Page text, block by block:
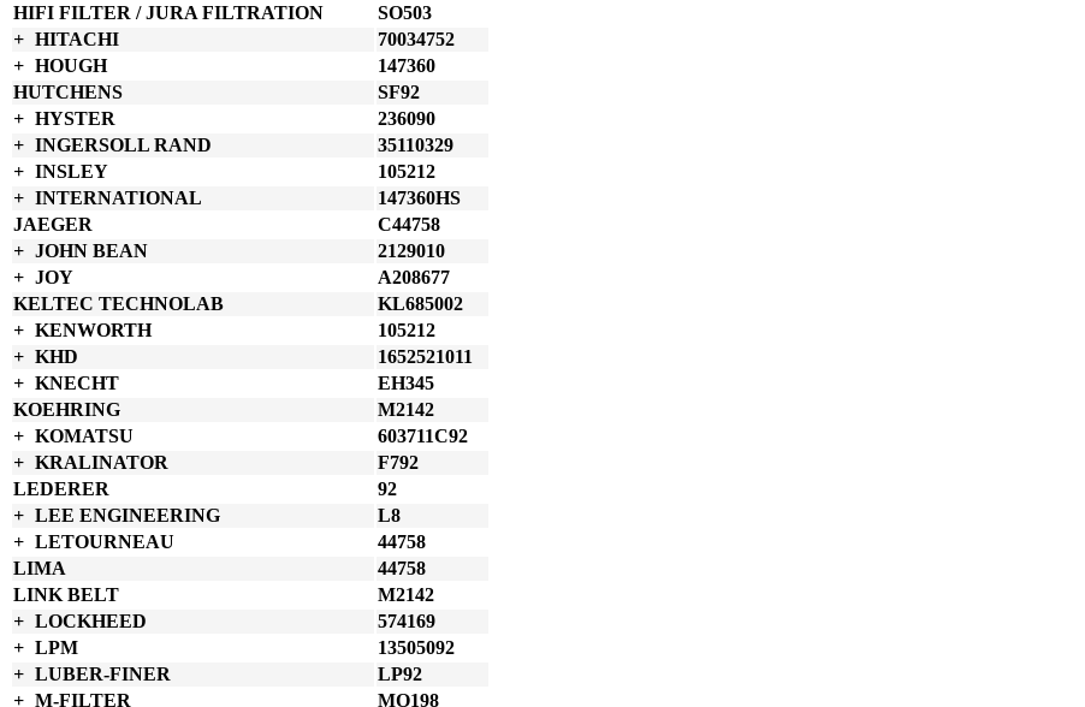
HIFI FILTER / JURA FILTRATION
SO503
HITACHI
70034752
HOUGH
147360
HUTCHENS
SF92
HYSTER
236090
INGERSOLL RAND
35110329
INSLEY
105212
INTERNATIONAL
147360HS
JAEGER
C44758
JOHN BEAN
2129010
JOY
A208677
KELTEC TECHNOLAB
KL685002
KENWORTH
105212
KHD
1652521011
KNECHT
EH345
KOEHRING
M2142
KOMATSU
603711C92
KRALINATOR
F792
LEDERER
92
LEE ENGINEERING
L8
LETOURNEAU
44758
LIMA
44758
LINK BELT
M2142
LOCKHEED
574169
LPM
13505092
LUBER-FINER
LP92
M-FILTER
MO198